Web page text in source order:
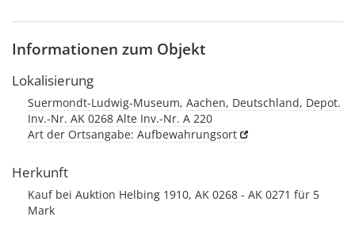
Informationen zum Objekt
Lokalisierung
Suermondt-Ludwig-Museum, Aachen, Deutschland, Depot.
Inv.-Nr. AK 0268 Alte Inv.-Nr. A 220
Art der Ortsangabe: Aufbewahrungsort
Herkunft
Kauf bei Auktion Helbing 1910, AK 0268 - AK 0271 für 5
Mark